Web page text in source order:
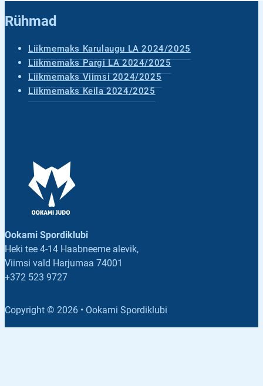
Ookami Spordiklubi
Heki tee 4-14 Haabneeme alevik,
Viimsi vald Harjumaa 74001
+372 523 9727
Copyright © 2026 • Ookami Spordiklubi
Rühmad
Liikmemaks Karulaugu LA 2024/2025
Liikmemaks Pargi LA 2024/2025
Liikmemaks Viimsi 2024/2025
Liikmemaks Keila 2024/2025